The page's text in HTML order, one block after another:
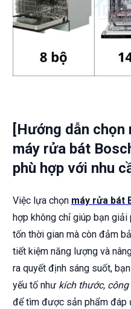
[Hướng dẫn chọn
máy rửa bát
phù hợp với nhu
Việc lựa chọn máy rửa bát
hợp không chỉ giúp bạn
tốn thời gian mà còn đảm
tiết kiệm năng lượng và
ra quyết định sáng suốt,
yếu tố như kích thước,
để tìm được sản phẩm đáp